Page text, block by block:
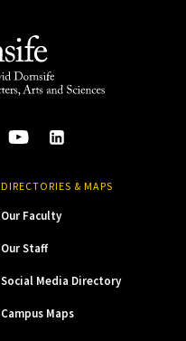
DIRECTORIES & MAPS
Our Faculty
Our Staff
Social Media Directory
Campus Maps